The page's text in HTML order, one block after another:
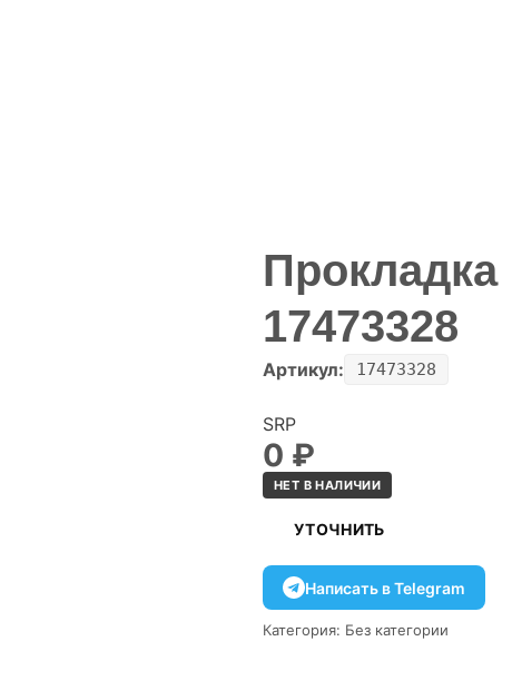
Прокладка
17473328
Артикул: 17473328
SRP
0 ₽
НЕТ В НАЛИЧИИ
УТОЧНИТЬ
Написать в Telegram
Категория: Без категории